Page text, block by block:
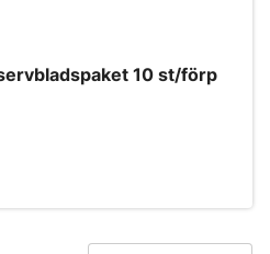
10 st/förp